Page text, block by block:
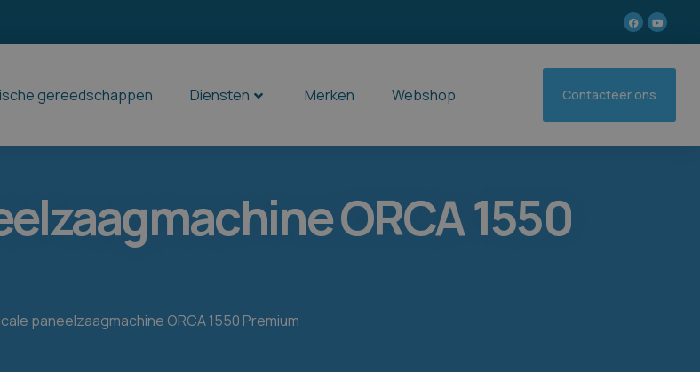
gereedschappen Diensten Merken Webshop Contacteer ons
ORCA 1550
paneelzaagmachine ORCA 1550 Premium